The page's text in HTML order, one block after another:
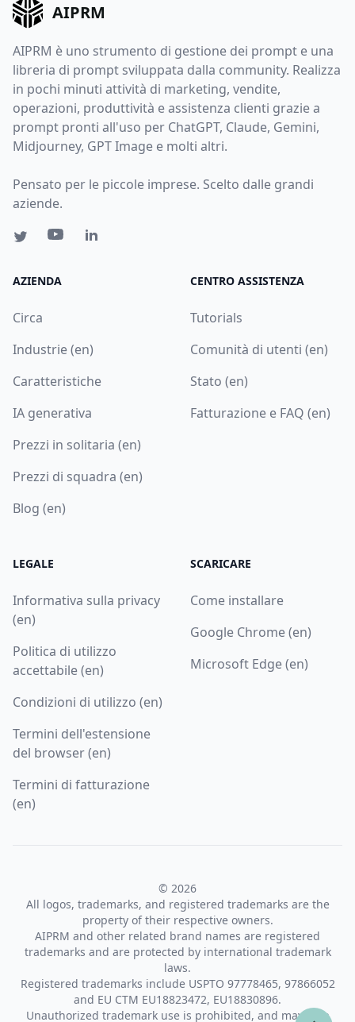
AIPRM
AIPRM è uno strumento di gestione dei prompt e una
libreria di prompt sviluppata dalla community. Realizza
in pochi minuti attività di marketing, vendite,
operazioni, produttività e assistenza clienti grazie a
prompt pronti all'uso per ChatGPT, Claude, Gemini,
Midjourney, GPT Image e molti altri.
Pensato per le piccole imprese. Scelto dalle grandi
aziende.
AZIENDA
Circa
Industrie (en)
Caratteristiche
IA generativa
Prezzi in solitaria (en)
Prezzi di squadra (en)
Blog (en)
CENTRO ASSISTENZA
Tutorials
Comunità di utenti (en)
Stato (en)
Fatturazione e FAQ (en)
LEGALE
Informativa sulla privacy
(en)
Politica di utilizzo
accettabile (en)
Condizioni di utilizzo (en)
Termini dell'estensione
del browser (en)
Termini di fatturazione
(en)
SCARICARE
Come installare
Google Chrome (en)
Microsoft Edge (en)
© 2026
All logos, trademarks, and registered trademarks are the
property of their respective owners.
AIPRM and other related brand names are registered
trademarks and are protected by international trademark
laws.
Registered trademarks include USPTO 97778465, 97866052
and EU CTM EU18823472, EU18830896.
Unauthorized trademark use is prohibited, and may be a